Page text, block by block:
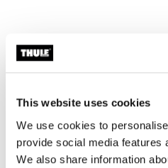
This website uses cookies
We use cookies to
provide social media features
We also share information